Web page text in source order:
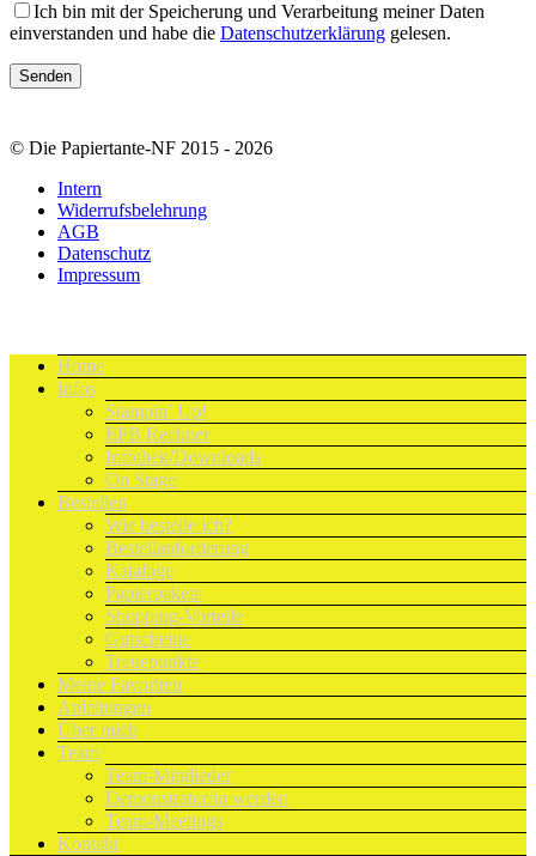
Ich bin mit der Speicherung und Verarbeitung meiner Daten
einverstanden und habe die Datenschutzerklärung gelesen.
© Die Papiertante-NF 2015 - 2026
Intern
Widerrufsbelehrung
AGB
Datenschutz
Impressum
Home
Infos
Stampin’ Up!
EPB Rechner
Infothek/Downloads
On Stage
Bestellen
Wie bestelle ich?
Bestellanforderung
Kataloge
Papierpakete
Shopping-Vorteile
Gutscheine
Treuepunkte
Meine Favoriten
Anleitungen
Über mich
Team
Team-Mitglieder
Demonstrator/in werden
Team-Meetings
Kontakt